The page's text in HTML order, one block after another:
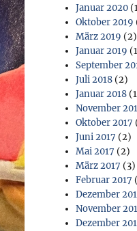
Januar 2020
Oktober 2019
März 2019 (2)
Januar 2019
September
Juli 2018 (2)
Januar 2018
November
Oktober 2017
Juni 2017 (2)
Mai 2017 (2)
März 2017 (3)
Februar 2017
Dezember
November
Dezember